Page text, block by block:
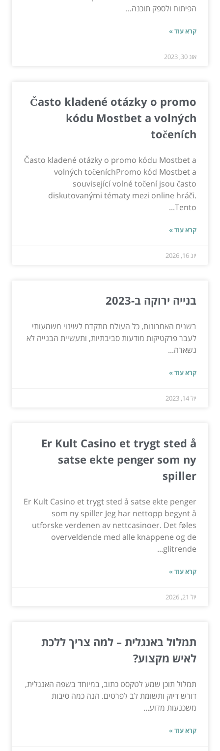
הפיתוח ולספק תוכנה...
קרא עוד »
אוג 30, 2023
Často kladené otázky o promo
kódu Mostbet a volných
točeních
Často kladené otázky o promo kódu Mostbet a
volných točeníchPromo kód Mostbet a
související volné točení jsou často
diskutovanými tématy mezi online hráči.
Tento...
קרא עוד »
יונ 16, 2026
בנייה ירוקה ב-2023
בשנים האחרונות, כל העולם מתקדם לשינוי משמעותי
לעבר פרקטיקות מודעות סביבתיות, ותעשיית הבנייה לא
נשארה...
קרא עוד »
יול 14, 2023
Er Kult Casino et trygt sted å
satse ekte penger som ny
spiller
Er Kult Casino et trygt sted å satse ekte penger
som ny spiller Jeg har nettopp begynt å
utforske verdenen av nettcasinoer. Det føles
overveldende med alle knappene og de
glitrende...
קרא עוד »
יול 21, 2026
תמלול באנגלית – למה צריך ללכת
לאיש מקצוע?
תמלול תוכן שמע לטקסט כתוב, במיוחד בשפה האנגלית,
דורש דיוק ותשומת לב לפרטים. הנה כמה סיבות
משכנעות מדוע...
קרא עוד »